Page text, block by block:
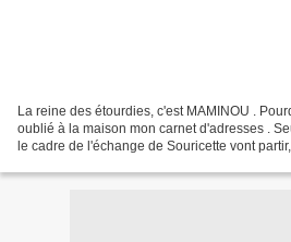
La reine des étourdies, c'est MAMINOU .
oublié à la maison mon carnet d'adresses .
le cadre de l'échange de Souricette vont